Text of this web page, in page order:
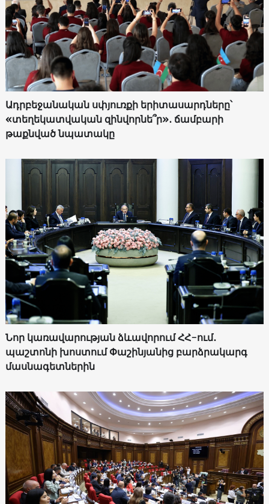
Ադրբեջանական սփյուռքի երիտասարդները՝
«տեղեկատվական զինվորնե՞ր»․ ճամբարի
թաքնված նպատակը
Նոր կառավարության ձևավորում ՀՀ-ում․
պաշտոնի խոստում Փաշինյանից բարձրակարգ
մասնագետներին